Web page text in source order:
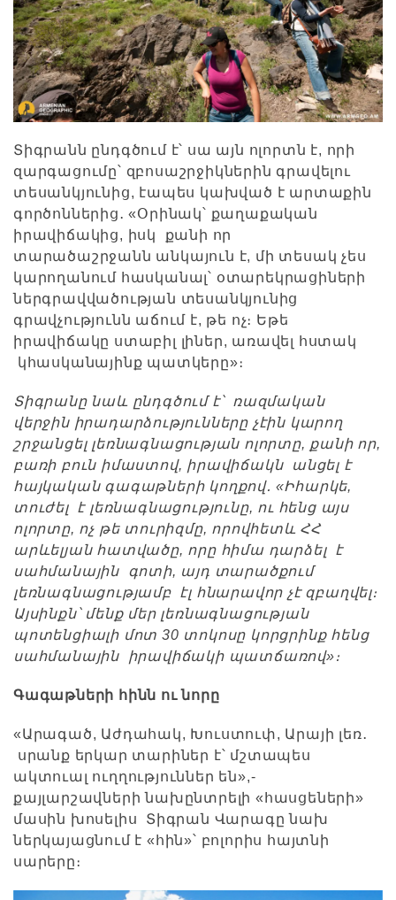
Տիգրանն ընդգծում է՝ սա այն ոլորտն է, որի
զարգացումը՝ զբոսաշրջիկներին գրավելու
տեսանկյունից, էապես կախված է արտաքին
գործոններից․ «Օրինակ՝ քաղաքական
իրավիճակից, իսկ քանի որ
տարածաշրջանն անկայուն է, մի տեսակ չես
կարողանում հասկանալ՝ օտարեկրացիների
ներգրավվածության տեսանկյունից
գրավչությունն աճում է, թե ոչ։ Եթե
իրավիճակը ստաբիլ լիներ, առավել հստակ
կհասկանայինք պատկերը»։
Տիգրանը նաև ընդգծում է՝ ռազմական
վերջին իրադարձությունները չէին կարող
շրջանցել լեռնագնացության ոլորտը, քանի որ,
բառի բուն իմաստով, իրավիճակն անցել է
հայկական գագաթների կողքով․ «Իհարկե,
տուժել է լեռնագնացությունը, ու հենց այս
ոլորտը, ոչ թե տուրիզմը, որովհետև ՀՀ
արևելյան հատվածը, որը հիմա դարձել է
սահմանային գոտի, այդ տարածքում
լեռնագնացությամբ էլ հնարավոր չէ զբաղվել։
Այսինքն՝ մենք մեր լեռնագնացության
պոտենցիալի մոտ 30 տոկոսը կորցրինք հենց
սահմանային իրավիճակի պատճառով»։
Գագաթների հինն ու նորը
«Արագած, Աժդահակ, Խուստուփ, Արայի լեռ․
սրանք երկար տարիներ է՝ մշտապես
ակտուալ ուղղություններ են»,-
քայլարշավների նախընտրելի «հասցեների»
մասին խոսելիս Տիգրան Վարագը նախ
ներկայացնում է «հին»՝ բոլորիս հայտնի
սարերը։